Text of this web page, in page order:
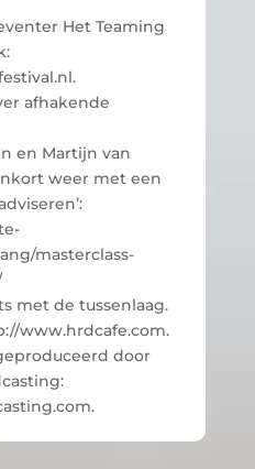
Het Teaming
afhakende
en Martijn van
weer met een
masterclass-
met de tussenlaag.
www.hrdcafe.com.
door